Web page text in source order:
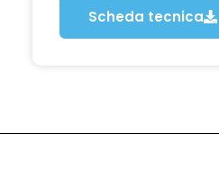
Scheda tecnica